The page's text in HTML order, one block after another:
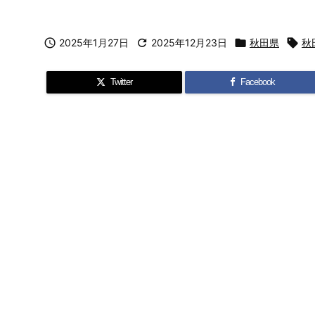
 2025年1月27日  2025年12月23日  秋田県  秋
Twitter Facebook